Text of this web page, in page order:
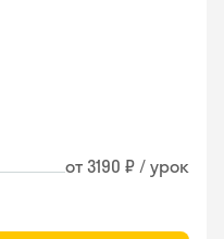
от 3190 ₽ / урок